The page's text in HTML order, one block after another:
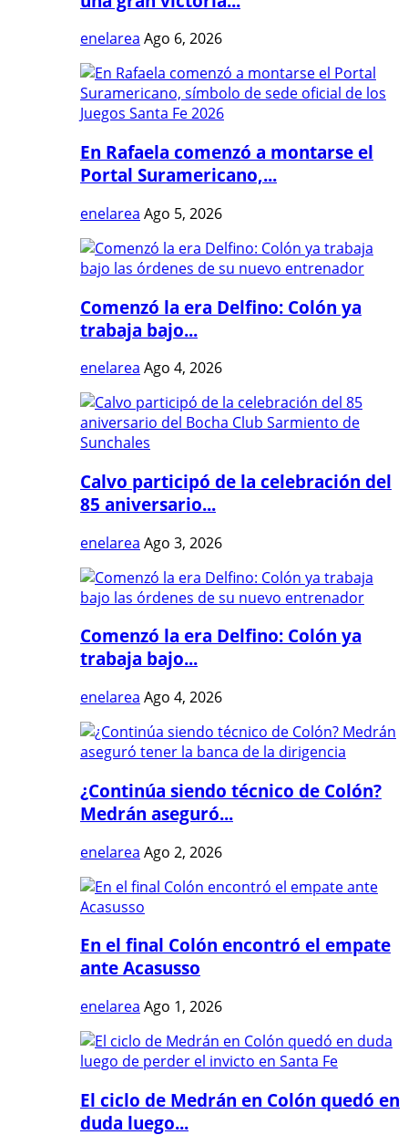
enelarea Ago 6, 2026
En Rafaela comenzó a montarse el
Portal Suramericano,...
enelarea Ago 5, 2026
Comenzó la era Delfino: Colón ya
trabaja bajo...
enelarea Ago 4, 2026
Calvo participó de la celebración del
85 aniversario...
enelarea Ago 3, 2026
Comenzó la era Delfino: Colón ya
trabaja bajo...
enelarea Ago 4, 2026
¿Continúa siendo técnico de Colón?
Medrán aseguró...
enelarea Ago 2, 2026
En el final Colón encontró el empate
ante Acasusso
enelarea Ago 1, 2026
El ciclo de Medrán en Colón quedó en
duda luego...